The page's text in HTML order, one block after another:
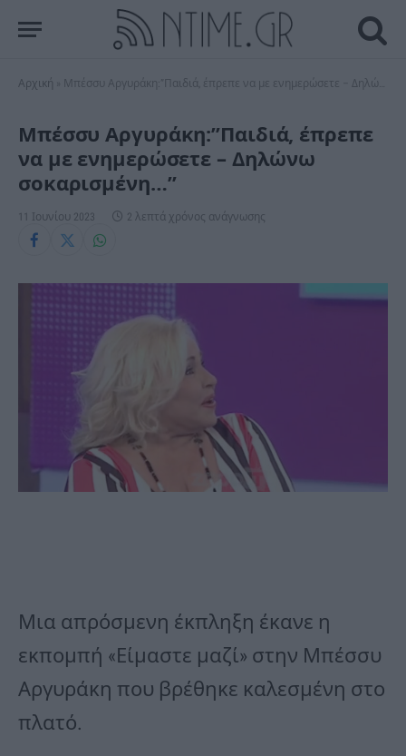
Αρχική Μπέσσυ Αργυράκη:”Παιδιά, έπρεπε να με ενημερώσετε – Δηλώνω σοκαρισμένη…”
Μπέσσυ Αργυράκη:”Παιδιά, έπρεπε
να με ενημερώσετε – Δηλώνω
σοκαρισμένη…”
11 Ιουνίου 2023 2 λεπτά χρόνος ανάγνωσης
Μια απρόσμενη έκπληξη έκανε η
εκπομπή «Είμαστε μαζί» στην Μπέσσυ
Αργυράκη που βρέθηκε καλεσμένη στο
πλατό.